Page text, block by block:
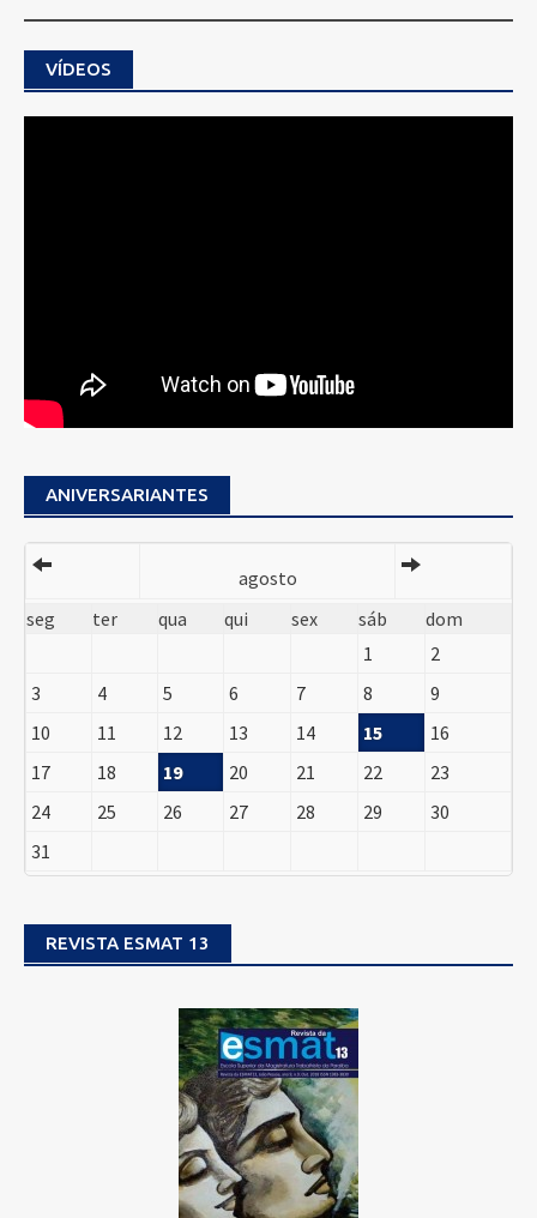
VÍDEOS
ANIVERSARIANTES
agosto
seg
ter qua qui sex sáb
dom
1
2
3
4 5 6 7 8
9
10
11 12 13 14 15
16
17
18 19 20 21 22
23
24
25 26 27 28 29
30
31
REVISTA ESMAT 13